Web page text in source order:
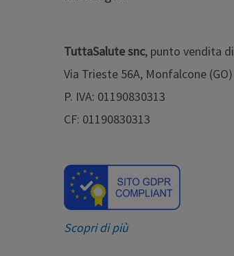
TuttaSalute snc, punto vendita di
Via Trieste 56A, Monfalcone (GO)
P. IVA: 01190830313
CF: 01190830313
Scopri di più